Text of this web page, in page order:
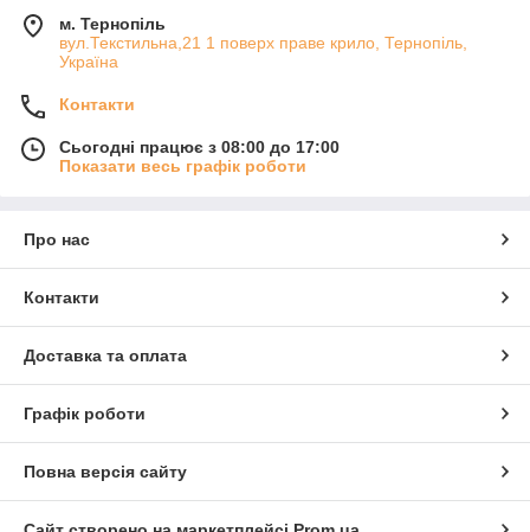
м. Тернопіль
вул.Текстильна,21 1 поверх праве крило, Тернопіль,
Україна
Контакти
Сьогодні працює з 08:00 до 17:00
Показати весь графік роботи
Про нас
Контакти
Доставка та оплата
Графік роботи
Повна версія сайту